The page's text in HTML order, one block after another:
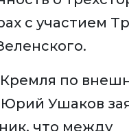
с участием
по
Ушаков
что между